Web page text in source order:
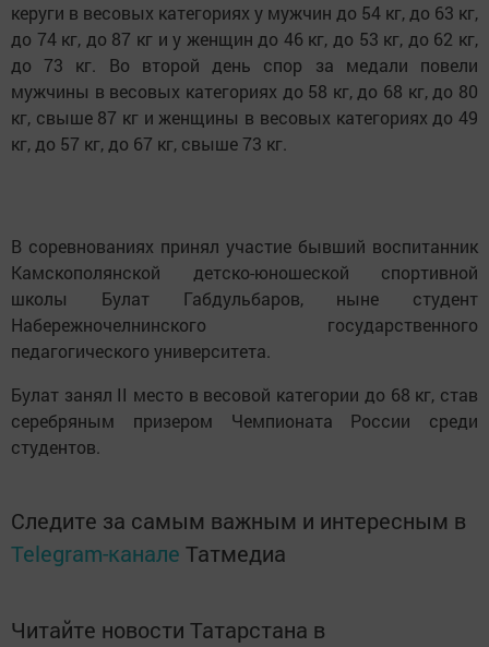
керуги в весовых категориях у мужчин до 54 кг, до 63 кг,
до 74 кг, до 87 кг и у женщин до 46 кг, до 53 кг, до 62 кг,
до 73 кг. Во второй день спор за медали повели
мужчины в весовых категориях до 58 кг, до 68 кг, до 80
кг, свыше 87 кг и женщины в весовых категориях до 49
кг, до 57 кг, до 67 кг, свыше 73 кг.
В соревнованиях принял участие бывший воспитанник
Камскополянской детско-юношеской спортивной
школы Булат Габдульбаров, ныне студент
Набережночелнинского государственного
педагогического университета.
Булат занял II место в весовой категории до 68 кг, став
серебряным призером Чемпионата России среди
студентов.
Следите за самым важным и интересным в
Telegram-канале Татмедиа
Читайте новости Татарстана в